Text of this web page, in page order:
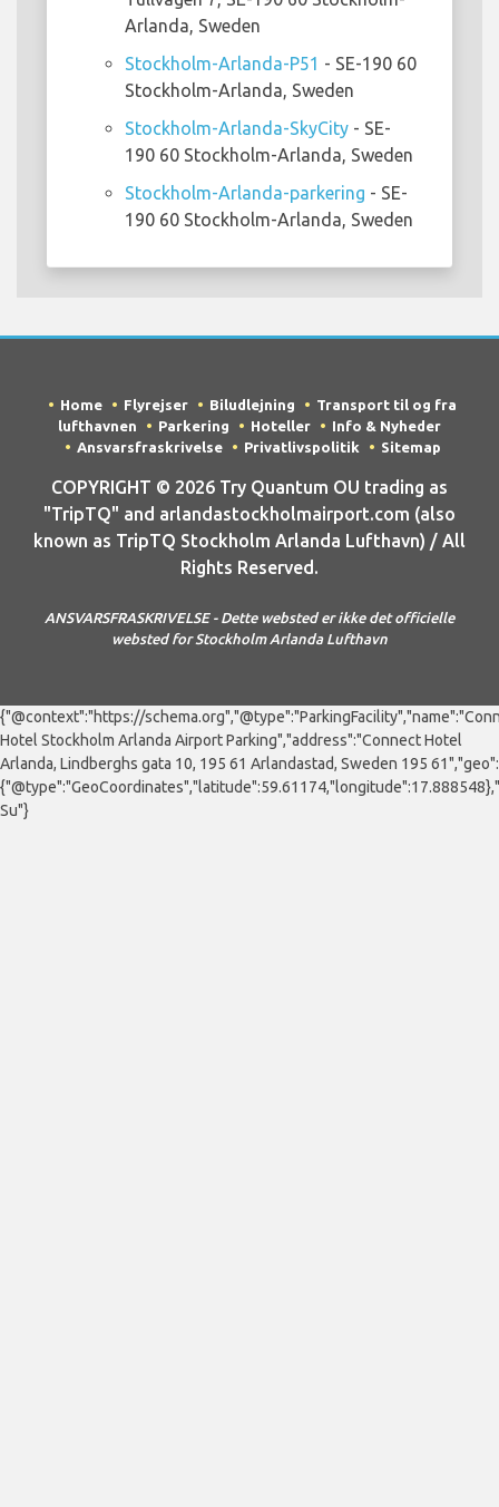
Arlanda, Sweden
Stockholm-Arlanda-P51 - SE-190 60
Stockholm-Arlanda, Sweden
Stockholm-Arlanda-SkyCity - SE-
190 60 Stockholm-Arlanda, Sweden
Stockholm-Arlanda-parkering - SE-
190 60 Stockholm-Arlanda, Sweden
Home Flyrejser Biludlejning
Transport til og fra
lufthavnen
Parkering Hoteller
Info & Nyheder
Ansvarsfraskrivelse
Privatlivspolitik Sitemap
COPYRIGHT © 2026 Try Quantum OU trading as
"TripTQ" and arlandastockholmairport.com (also
known as TripTQ Stockholm Arlanda Lufthavn) / All
Rights Reserved.
ANSVARSFRASKRIVELSE - Dette websted er ikke det officielle
websted for Stockholm Arlanda Lufthavn
{"@context":"https://
Hotel Stockholm Arlanda Airport Parking","address":"Connect Hotel
Arlanda, Lindberghs gata 10, 195 61 Arlandastad, Sweden 195 61","geo":
Su"}